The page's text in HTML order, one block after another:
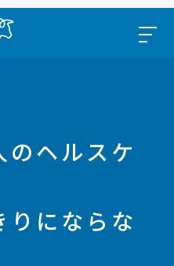
のヘルスケ
りにならな